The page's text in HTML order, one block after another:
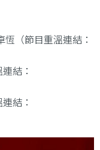
恆（節目重溫連結：
結：
結：